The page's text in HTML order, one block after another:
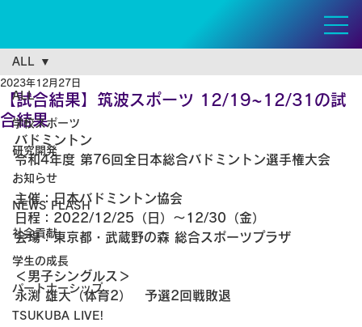
ALL
学校スポーツ
研究開発
お知らせ
NEWS FLASH
社会貢献
学生の成長
パートナーシップ
TSUKUBA LIVE!
ALL
【試合結果】筑波スポーツ 12/19~12/31の試
合結果
2023年12月27日
バドミントン
令和4年度 第76回全日本総合バドミントン選手権大会
主催：日本バドミントン協会
日程：2022/12/25（日）～12/30（金）
会場：東京都・武蔵野の森 総合スポーツプラザ
＜男子シングルス＞
永渕 雄大（体育2）　予選2回戦敗退